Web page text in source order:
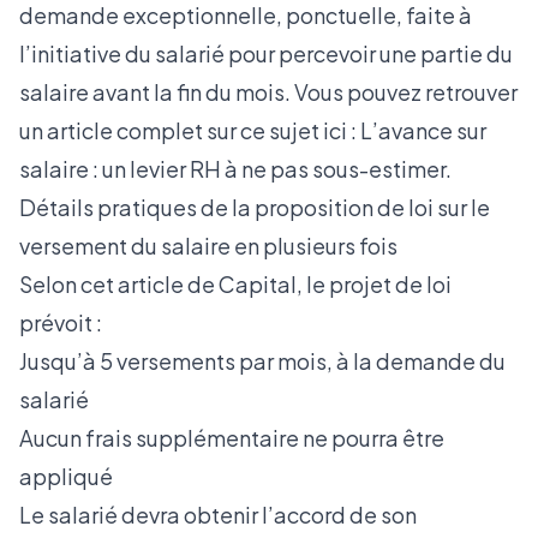
demande exceptionnelle, ponctuelle, faite à
l’initiative du salarié pour percevoir une partie du
salaire avant la fin du mois. Vous pouvez retrouver
un article complet sur ce sujet ici : L’avance sur
salaire : un levier RH à ne pas sous-estimer.
Détails pratiques de la proposition de loi sur le
versement du salaire en plusieurs fois
Seloncet article de Capital, le projet de loi
prévoit :
Jusqu’à 5 versements par mois, à la demande du
salarié
Aucun frais supplémentaire ne pourra être
appliqué
Le salarié devra obtenir l’accord de son